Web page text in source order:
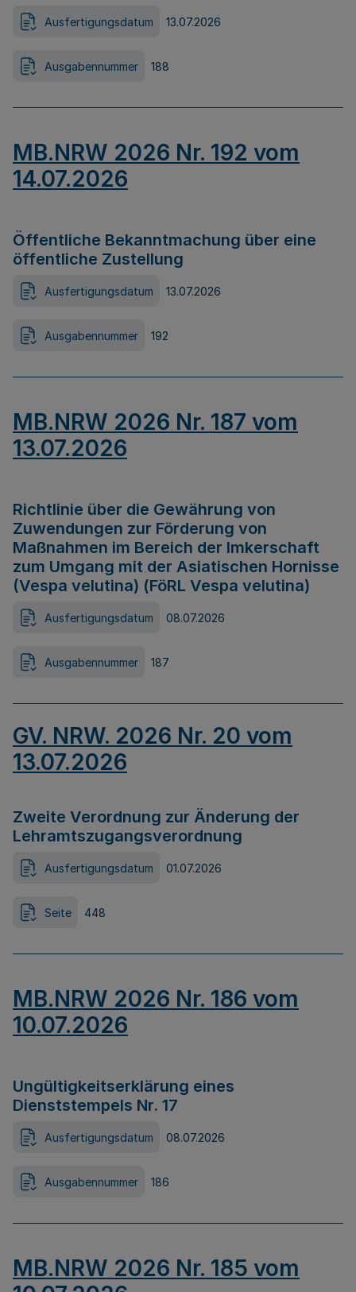
Ausfertigungsdatum 13.07.2026
Ausgabennummer 188
MB.NRW 2026 Nr. 192 vom
14.07.2026
Öffentliche Bekanntmachung über eine
öffentliche Zustellung
Ausfertigungsdatum 13.07.2026
Ausgabennummer 192
MB.NRW 2026 Nr. 187 vom
13.07.2026
Richtlinie über die Gewährung von
Zuwendungen zur Förderung von
Maßnahmen im Bereich der Imkerschaft
zum Umgang mit der Asiatischen Hornisse
(Vespa velutina) (FöRL Vespa velutina)
Ausfertigungsdatum 08.07.2026
Ausgabennummer 187
GV. NRW. 2026 Nr. 20 vom
13.07.2026
Zweite Verordnung zur Änderung der
Lehramtszugangsverordnung
Ausfertigungsdatum 01.07.2026
Seite 448
MB.NRW 2026 Nr. 186 vom
10.07.2026
Ungültigkeitserklärung eines
Dienststempels Nr. 17
Ausfertigungsdatum 08.07.2026
Ausgabennummer 186
MB.NRW 2026 Nr. 185 vom